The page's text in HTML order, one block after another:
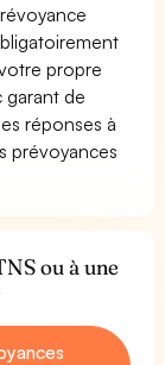
propre
de
réponses à
prévoyances
ou à une